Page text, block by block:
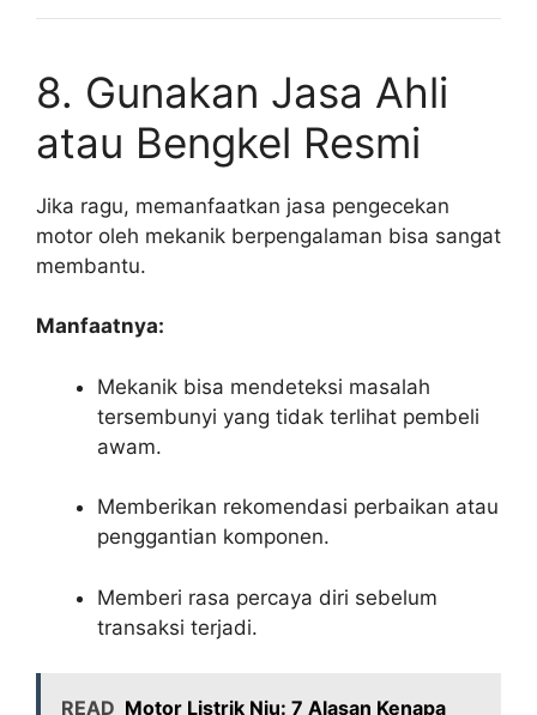
8. Gunakan Jasa Ahli
atau Bengkel Resmi
Jika ragu, memanfaatkan jasa pengecekan
motor oleh mekanik berpengalaman bisa sangat
membantu.
Manfaatnya:
Mekanik bisa mendeteksi masalah
tersembunyi yang tidak terlihat pembeli
awam.
Memberikan rekomendasi perbaikan atau
penggantian komponen.
Memberi rasa percaya diri sebelum
transaksi terjadi.
READ Motor Listrik Niu: 7 Alasan Kenapa